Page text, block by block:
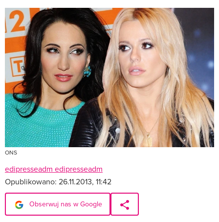
ONS
edipresseadm edipresseadm
Opublikowano: 26.11.2013, 11:42
Obserwuj nas w Google